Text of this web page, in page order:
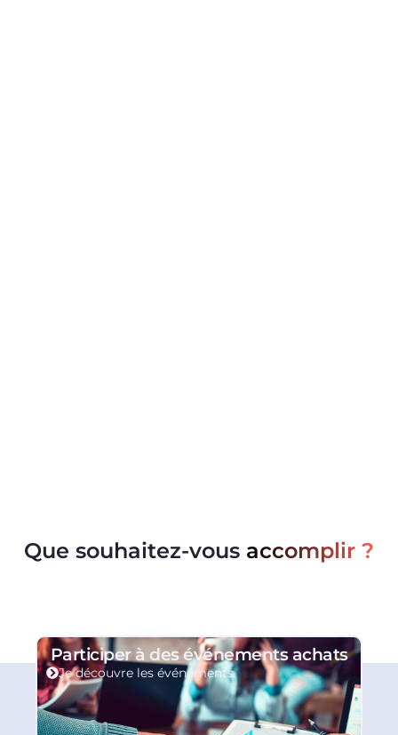
Que souhaitez-vous accomplir ?
Participer à des événements achats
Je découvre les événements